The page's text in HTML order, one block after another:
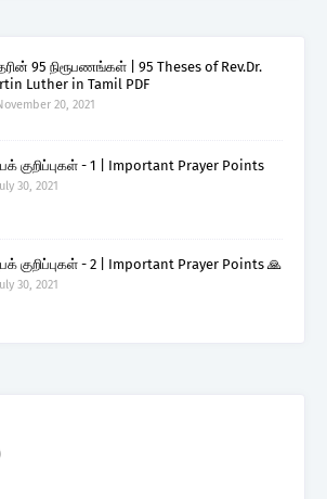
95 நிரூபணங்கள் | 95 Theses of Rev.Dr.
Luther in Tamil PDF
20, 2021
குறிப்புகள் - 1 | Important Prayer Points
30, 2021
குறிப்புகள் - 2 | Important Prayer Points 🙏
30, 2021